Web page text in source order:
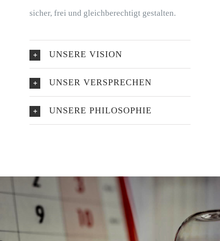
sicher, frei und gleichberechtigt gestalten.
UNSERE VISION
UNSER VERSPRECHEN
UNSERE PHILOSOPHIE